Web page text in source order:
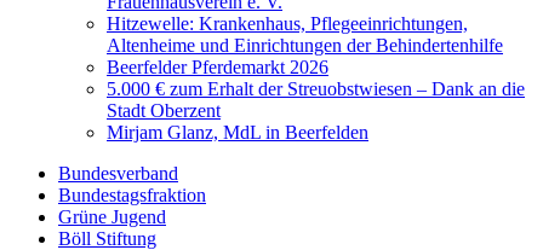
Hitzewelle: Krankenhaus, Pflegeeinrichtungen,
Altenheime und Einrichtungen der Behindertenhilfe
Beerfelder Pferdemarkt 2026
5.000 € zum Erhalt der Streuobstwiesen – Dank an die
Stadt Oberzent
Mirjam Glanz, MdL in Beerfelden
Bundesverband
Bundestagsfraktion
Grüne Jugend
Böll Stiftung